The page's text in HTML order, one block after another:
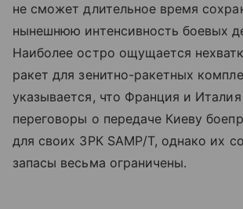
не сможет длительное время
нынешнюю интенсивность боевых
Наиболее остро ощущается
ракет для зенитно-ракетных
указывается, что Франция и
переговоры о передаче Киеву
для своих ЗРК SAMP/T, однако их
запасы весьма ограничены.